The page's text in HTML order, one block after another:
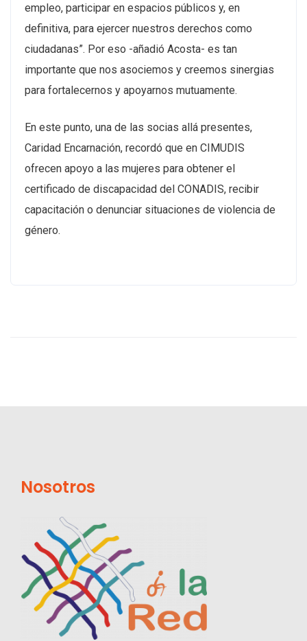
empleo, participar en espacios públicos y, en
definitiva, para ejercer nuestros derechos como
ciudadanas”. Por eso -añadió Acosta- es tan
importante que nos asociemos y creemos sinergias
para fortalecernos y apoyarnos mutuamente.
En este punto, una de las socias allá presentes,
Caridad Encarnación, recordó que en CIMUDIS
ofrecen apoyo a las mujeres para obtener el
certificado de discapacidad del CONADIS, recibir
capacitación o denunciar situaciones de violencia de
género.
Nosotros